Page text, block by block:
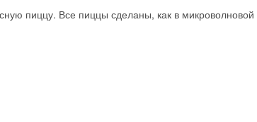
пиццу. Все пиццы сделаны, как в
Хочешь дешевле? Оставь почту и получи